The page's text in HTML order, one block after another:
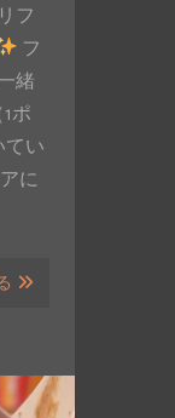
フ
フ
緒
ポ
てい
に